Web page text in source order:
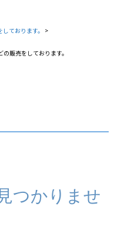
ております。
>
販売をしております。
つかりませ